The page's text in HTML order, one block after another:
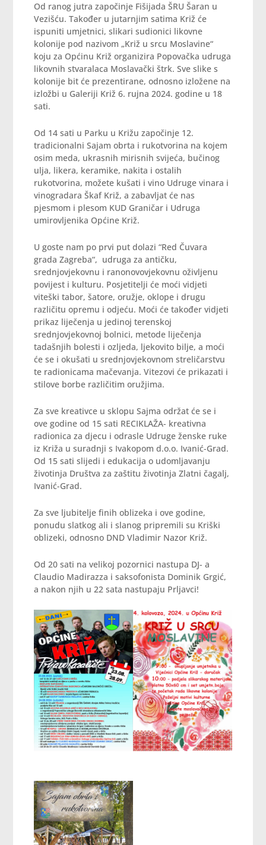
Od ranog jutra započinje Fišijada ŠRU Šaran u
Vezišću. Također u jutarnjim satima Križ će
ispuniti umjetnici, slikari sudionici likovne
kolonije pod nazivom „Križ u srcu Moslavine“
koju za Općinu Križ organizira Popovačka udruga
likovnih stvaralaca Moslavački štrk. Sve slike s
kolonije bit će prezentirane, odnosno izložene na
izložbi u Galeriji Križ 6. rujna 2024. godine u 18
sati.
Od 14 sati u Parku u Križu započinje 12.
tradicionalni Sajam obrta i rukotvorina na kojem
osim meda, ukrasnih mirisnih svijeća, bučinog
ulja, likera, keramike, nakita i ostalih
rukotvorina, možete kušati i vino Udruge vinara i
vinogradara Škaf Križ, a zabavljat će nas
pjesmom i plesom KUD Graničar i Udruga
umirovljenika Općine Križ.
U goste nam po prvi put dolazi “Red Čuvara
grada Zagreba“, udruga za antičku,
srednjovjekovnu i ranonovovjekovnu oživljenu
povijest i kulturu. Posjetitelji će moći vidjeti
viteški tabor, šatore, oružje, oklope i drugu
različitu opremu i odjeću. Moći će također vidjeti
prikaz liječenja u jedinoj terenskoj
srednjovjekovnoj bolnici, metode liječenja
tadašnjih bolesti i ozljeda, ljekovito bilje, a moći
će se i okušati u srednjovjekovnom streličarstvu
te radionicama mačevanja. Vitezovi će prikazati i
stilove borbe različitim oružjima.
Za sve kreativce u sklopu Sajma održat će se i
ove godine od 15 sati RECIKLAŽA- kreativna
radionica za djecu i odrasle Udruge ženske ruke
iz Križa u suradnji s Ivakopom d.o.o. Ivanić-Grad.
Od 15 sati slijedi i edukacija o udomljavanju
životinja Društva za zaštitu životinja Zlatni čagalj,
Ivanić-Grad.
Za sve ljubitelje finih oblizeka i ove godine,
ponudu slatkog ali i slanog pripremili su Kriški
oblizeki, odnosno DND Vladimir Nazor Križ.
Od 20 sati na velikoj pozornici nastupa DJ- a
Claudio Madirazza i saksofonista Dominik Grgić,
a nakon njih u 22 sata nastupaju Prljavci!